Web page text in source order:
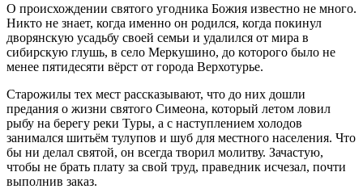
О происхождении святого угодника Божия известно не много.
Никто не знает, когда именно он родился, когда покинул
дворянскую усадьбу своей семьи и удалился от мира в
сибирскую глушь, в село Меркушино, до которого было не
менее пятидесяти вёрст от города Верхотурье.
Старожилы тех мест рассказывают, что до них дошли
предания о жизни святого Симеона, который летом ловил
рыбу на берегу реки Туры, а с наступлением холодов
занимался шитьём тулупов и шуб для местного населения. Что
бы ни делал святой, он всегда творил молитву. Зачастую,
чтобы не брать плату за свой труд, праведник исчезал, почти
выполнив заказ.